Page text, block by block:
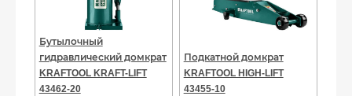
Бутылочный
гидравлический домкрат
KRAFTOOL KRAFT-LIFT
43462-20
Подкатной домкрат
KRAFTOOL HIGH-LIFT
43455-10